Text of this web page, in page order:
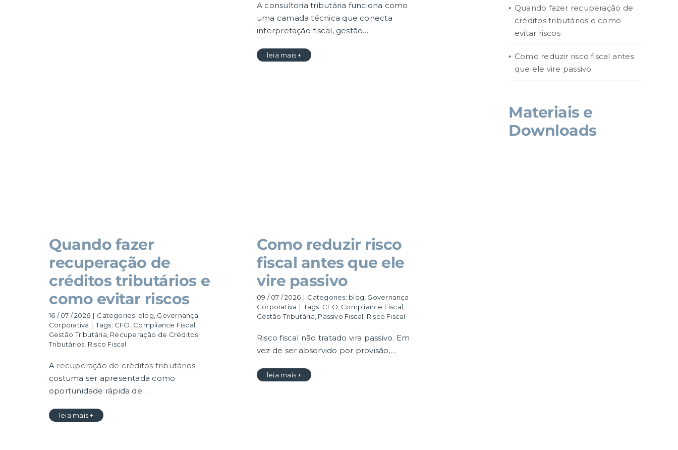
A consultoria tributária funciona como
uma camada técnica que conecta
interpretação fiscal, gestão…
leia mais +
Quando fazer
recuperação de
créditos tributários e
como evitar riscos
16 / 07 / 2026 | Categories: blog Governança
Corporativa | Tags: CFO Compliance Fiscal
Gestão Tributária Recuperação de Créditos
Tributários Risco Fiscal
A recuperação de créditos tributários
costuma ser apresentada como
oportunidade rápida de…
leia mais +
Como reduzir risco
fiscal antes que ele
vire passivo
09 / 07 / 2026 | Categories: blog Governança
Corporativa | Tags: CFO Compliance Fiscal
Gestão Tributária Passivo Fiscal Risco Fiscal
Risco fiscal não tratado vira passivo. Em
vez de ser absorvido por provisão,…
leia mais +
Quando fazer recuperação de
créditos tributários e como
evitar riscos
Como reduzir risco fiscal antes
que ele vire passivo
Materiais e
Downloads